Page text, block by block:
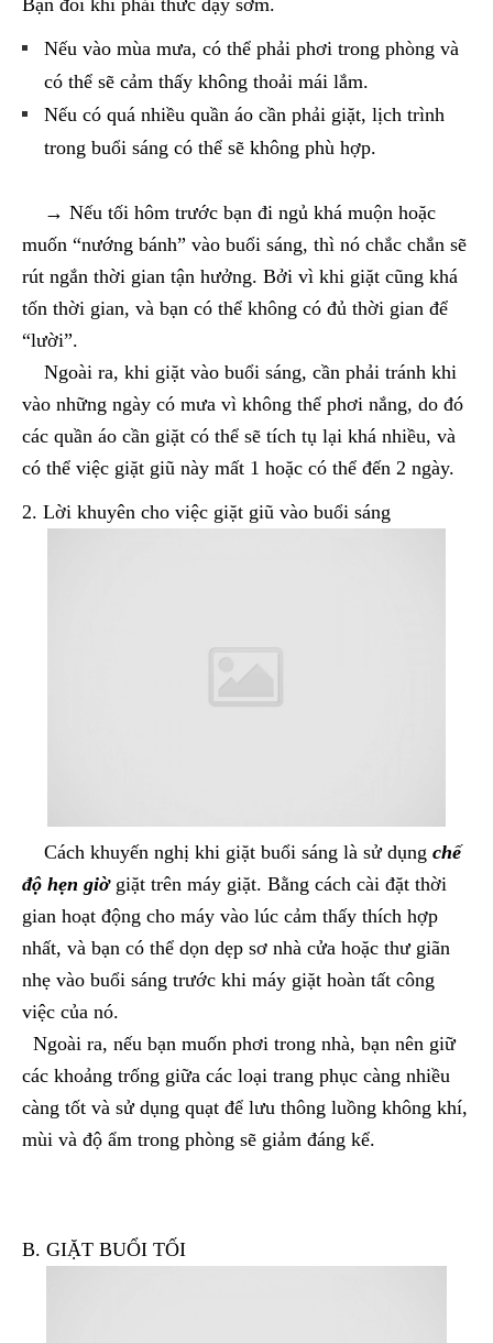
Nếu vào mùa mưa, có thể phải phơi trong phòng và
có thể sẽ cảm thấy không thoải mái lắm.
Nếu có quá nhiều quần áo cần phải giặt, lịch trình
trong buổi sáng có thể sẽ không phù hợp.
→ Nếu tối hôm trước bạn đi ngủ khá muộn hoặc
muốn “nướng bánh” vào buổi sáng, thì nó chắc chắn sẽ
rút ngắn thời gian tận hưởng. Bởi vì khi giặt cũng khá
tốn thời gian, và bạn có thể không có đủ thời gian để
“lười”.
Ngoài ra, khi giặt vào buổi sáng, cần phải tránh khi
vào những ngày có mưa vì không thể phơi nắng, do đó
các quần áo cần giặt có thể sẽ tích tụ lại khá nhiều, và
có thể việc giặt giũ này mất 1 hoặc có thể đến 2 ngày.
2. Lời khuyên cho việc giặt giũ vào buổi sáng
Cách khuyến nghị khi giặt buổi sáng là sử dụng chế
độ hẹn giờgiặt trên máy giặt. Bằng cách cài đặt thời
gian hoạt động cho máy vào lúc cảm thấy thích hợp
nhất, và bạn có thể dọn dẹp sơ nhà cửa hoặc thư giãn
nhẹ vào buổi sáng trước khi máy giặt hoàn tất công
việc của nó.
Ngoài ra, nếu bạn muốn phơi trong nhà, bạn nên giữ
các khoảng trống giữa các loại trang phục càng nhiều
càng tốt và sử dụng quạt để lưu thông luồng không khí,
mùi và độ ẩm trong phòng sẽ giảm đáng kể.
B. GIẶT BUỔI TỐI